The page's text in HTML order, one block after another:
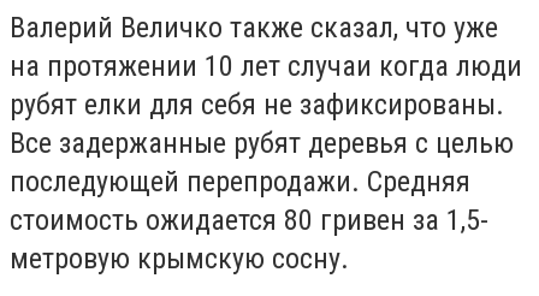
Валерий Величко также сказал, что уже
на протяжении 10 лет случаи когда люди
рубят елки для себя не зафиксированы.
Все задержанные рубят деревья с целью
последующей перепродажи. Средняя
стоимость ожидается 80 гривен за 1,5-
метровую крымскую сосну.